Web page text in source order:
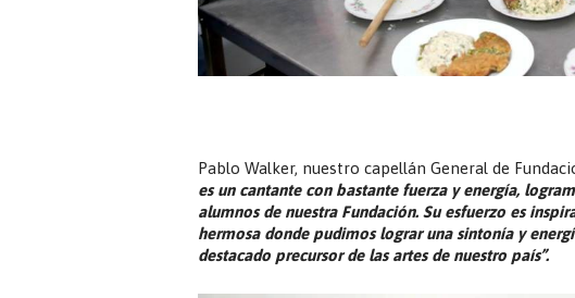
Pablo Walker, nuestro capellán General de
es un cantante con bastante fuerza y energía,
alumnos de nuestra Fundación. Su esfuerzo es
hermosa donde pudimos lograr una sintonía y
destacado precursor de las artes de nuestro país”.